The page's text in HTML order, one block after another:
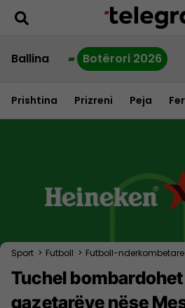
Ballina Botërori 2026
Prishtina Prizreni Peja
Sport > Futboll > Futboll-nderkombetare
Tuchel
gazetarëve nëse